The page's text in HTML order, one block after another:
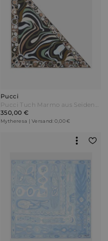
Pucci
Pucci Tuch Marmo aus Seiden-Twill Bunt
350,00 €
Mytheresa | Versand: 0,00 €